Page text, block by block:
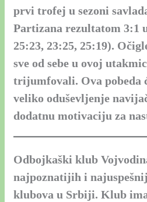
prvi trofej u sezoni
Partizana rezultatom 3:1
25:23, 23:25, 25:19).
sve od sebe u ovoj
trijumfovali. Ova pobeda
veliko oduševljenje
dodatnu motivaciju za
Odbojkaški klub
najpoznatijih i
klubova u Srbiji. Klub